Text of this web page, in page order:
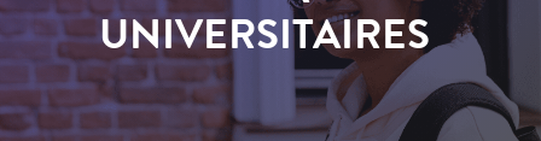
UNIVERSITAIRES